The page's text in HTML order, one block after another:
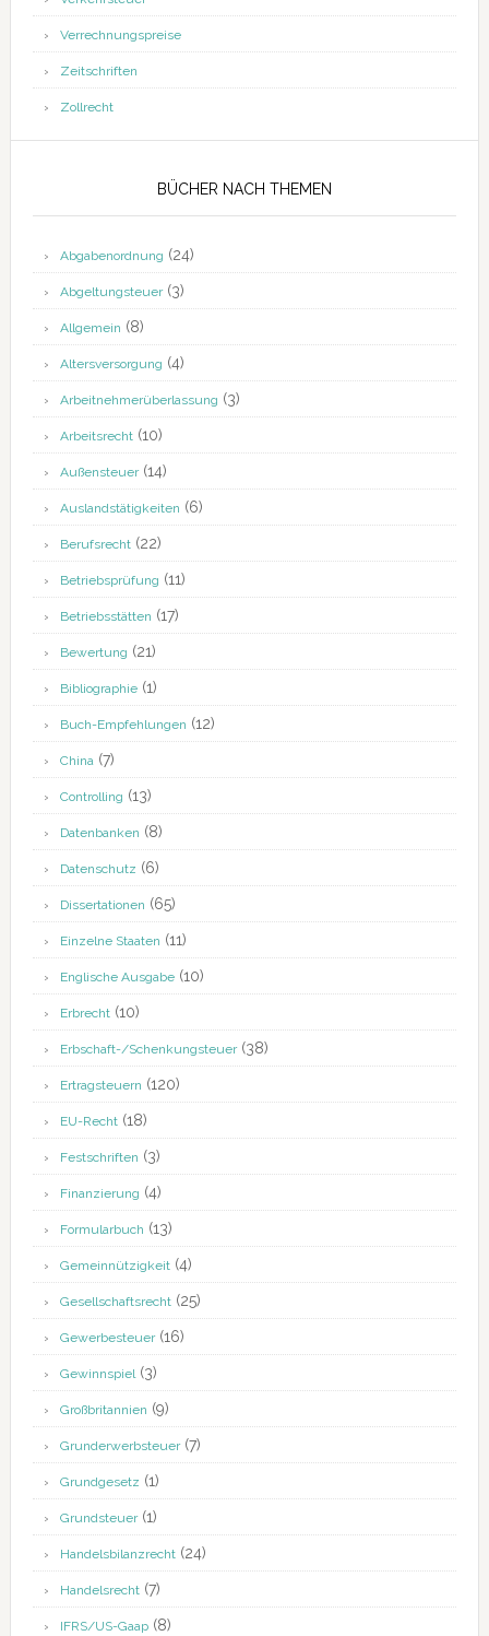
Verrechnungspreise
Zeitschriften
Zollrecht
BÜCHER NACH THEMEN
Abgabenordnung (24)
Abgeltungsteuer(3)
Allgemein (8)
Altersversorgung (4)
Arbeitnehmerüberlassung (3)
Arbeitsrecht(10)
Außensteuer(14)
Auslandstätigkeiten (6)
Berufsrecht(22)
Betriebsprüfung (11)
Betriebsstätten (17)
Bewertung (21)
Bibliographie(1)
Buch-Empfehlungen (12)
China(7)
Controlling (13)
Datenbanken (8)
Datenschutz (6)
Dissertationen (65)
Einzelne Staaten (11)
Englische Ausgabe(10)
Erbrecht(10)
Erbschaft-/Schenkungsteuer(38)
Ertragsteuern (120)
EU-Recht(18)
Festschriften (3)
Finanzierung (4)
Formularbuch (13)
Gemeinnützigkeit(4)
Gesellschaftsrecht(25)
Gewerbesteuer(16)
Gewinnspiel(3)
Großbritannien (9)
Grunderwerbsteuer(7)
Grundgesetz (1)
Grundsteuer(1)
Handelsbilanzrecht(24)
Handelsrecht(7)
IFRS/US-Gaap(8)